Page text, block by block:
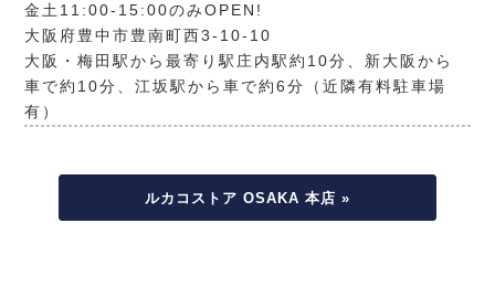
金土11:00-15:00のみOPEN!
大阪府豊中市豊南町西3-10-10
大阪・梅田駅から最寄り駅庄内駅約10分、新大阪から
車で約10分、江坂駅から車で約6分（近隣有料駐車場
有）
ルカコストア OSAKA 本店 »